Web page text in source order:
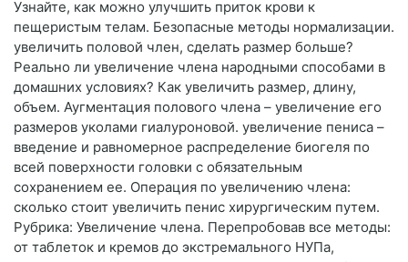
Узнайте, как можно улучшить приток крови к
пещеристым телам. Безопасные методы нормализации.
увеличить половой член, сделать размер больше?
Реально ли увеличение члена народными способами в
домашних условиях? Как увеличить размер, длину,
объем. Аугментация полового члена – увеличение его
размеров уколами гиалуроновой. увеличение пениса –
введение и равномерное распределение биогеля по
всей поверхности головки с обязательным
сохранением ее. Операция по увеличению члена:
сколько стоит увеличить пенис хирургическим путем.
Рубрика: Увеличение члена. Перепробовав все методы:
от таблеток и кремов до экстремального НУПа,